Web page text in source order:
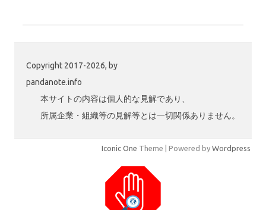
Copyright 2017-2026, by
pandanote.info
本サイトの内容は個人的な見解であり、
所属企業・組織等の見解等とは一切関係ありません。
Iconic One Theme | Powered by Wordpress